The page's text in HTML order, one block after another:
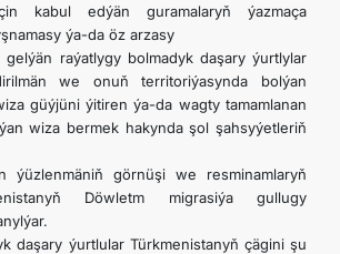
kabul edýän guramalaryň ýazmaça
ýa-da öz arzasy
gelýän raýatlygy bolmadyk daşary ýurtlylar
we onuň territoriýasynda bolýan
güýjüni ýitiren ýa-da wagty tamamlanan
wiza bermek hakynda şol şahsyýetleriň
ýüzlenmäniň görnüşi we resminamlaryň
Döwletm migrasiýa gullugy
daşary ýurtlular Türkmenistanyň çägini şu